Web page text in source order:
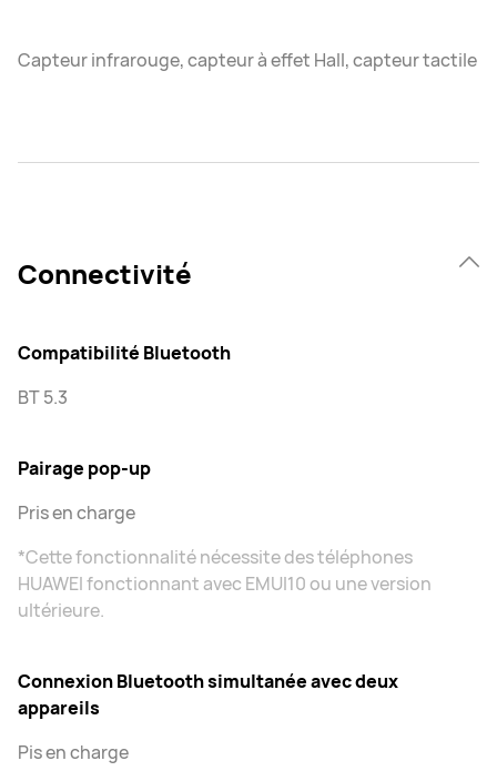
Capteur infrarouge, capteur à effet Hall, capteur tactile
Connectivité
Compatibilité Bluetooth
BT 5.3
Pairage pop-up
Pris en charge
*Cette fonctionnalité nécessite des téléphones
HUAWEI fonctionnant avec EMUI10 ou une version
ultérieure.
Connexion Bluetooth simultanée avec deux
appareils
Pis en charge